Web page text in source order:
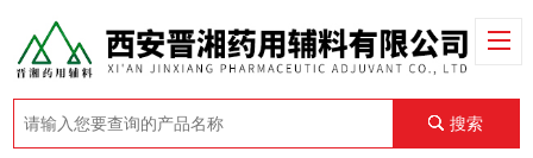
搜索